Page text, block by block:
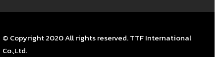
© Copyright 2020 All rights reserved. TTF International
Co.,Ltd.